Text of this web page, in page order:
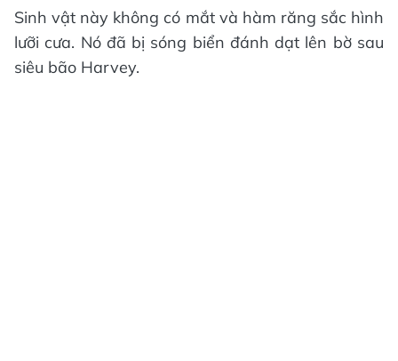
Sinh vật này không có mắt và hàm răng sắc hình
lưỡi cưa. Nó đã bị sóng biển đánh dạt lên bờ sau
siêu bão Harvey.